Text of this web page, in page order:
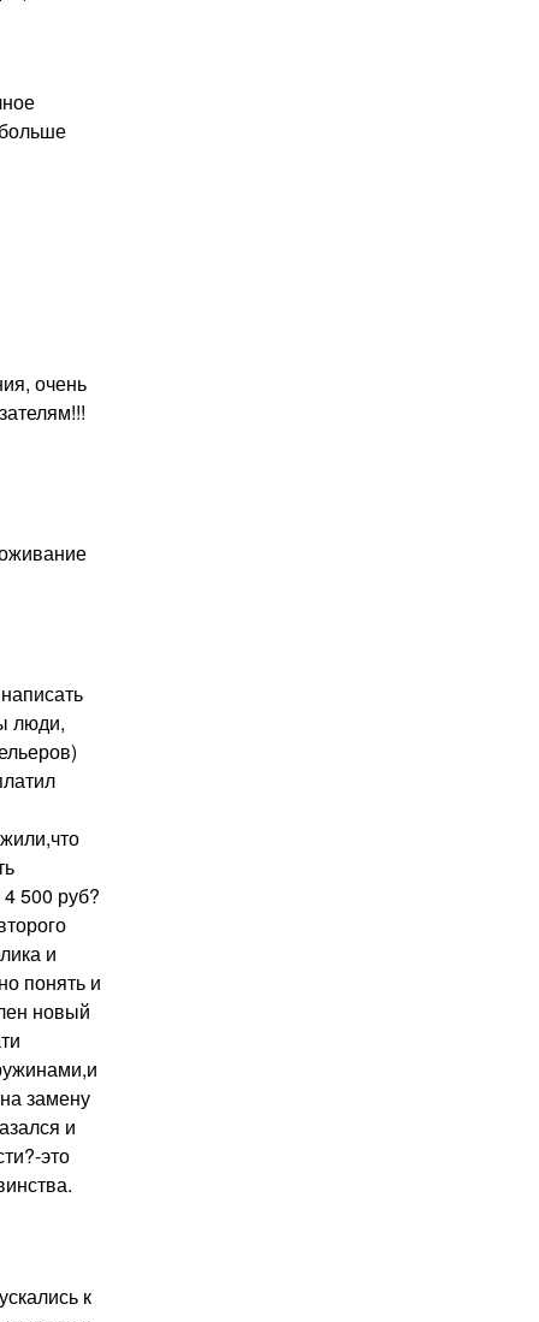
очень
люди,
500 руб?
и
понять и
новый
замену
и
это
к